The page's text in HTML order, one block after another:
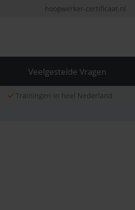
hoogwerker-certificaat.nl
Veelgestelde Vragen
Trainingen in heel Nederland